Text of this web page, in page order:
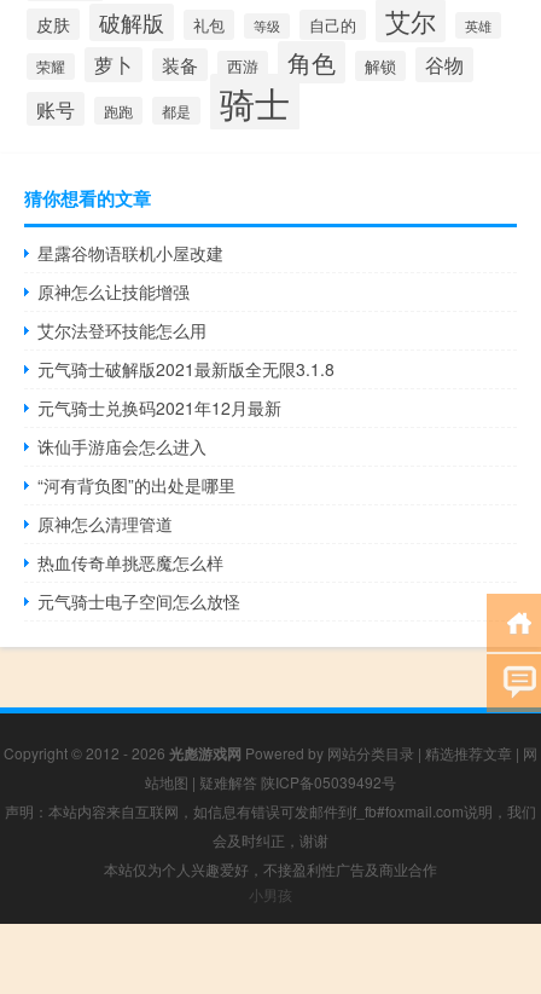
皮肤 破解版 礼包 等级 自己的 艾尔 英雄
荣耀 萝卜 装备 西游 角色 解锁 谷物
账号 跑跑 都是 骑士
猜你想看的文章
星露谷物语联机小屋改建
原神怎么让技能增强
艾尔法登环技能怎么用
元气骑士破解版2021最新版全无限3.1.8
元气骑士兑换码2021年12月最新
诛仙手游庙会怎么进入
“河有背负图”的出处是哪里
原神怎么清理管道
热血传奇单挑恶魔怎么样
元气骑士电子空间怎么放怪
Copyright © 2012 - 2026 光彪游戏网 Powered by 网站分类目录 | 精选推荐文章 | 网
站地图 | 疑难解答 陕ICP备05039492号
声明：本站内容来自互联网，如信息有错误可发邮件到f_fb#foxmail.com说明，我们
会及时纠正，谢谢
本站仅为个人兴趣爱好，不接盈利性广告及商业合作
小男孩